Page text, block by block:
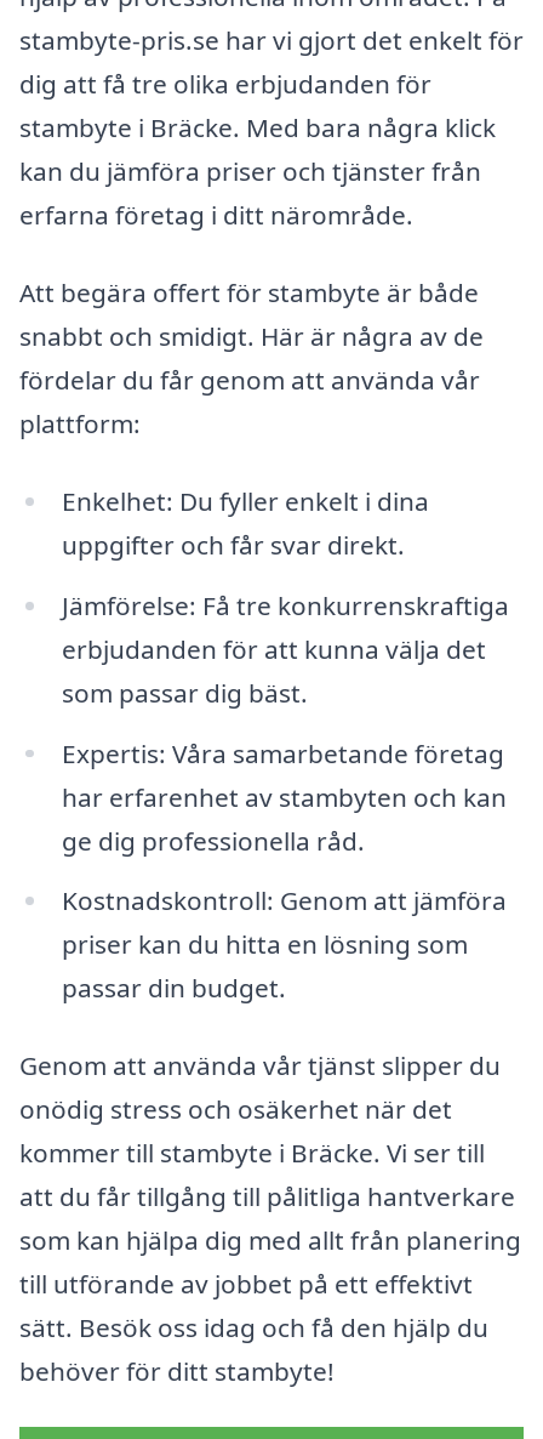
stambyte-pris.se har vi gjort det enkelt för
dig att få tre olika erbjudanden för
stambyte i Bräcke. Med bara några klick
kan du jämföra priser och tjänster från
erfarna företag i ditt närområde.
Att begära offert för stambyte är både
snabbt och smidigt. Här är några av de
fördelar du får genom att använda vår
plattform:
Enkelhet: Du fyller enkelt i dina
uppgifter och får svar direkt.
Jämförelse: Få tre konkurrenskraftiga
erbjudanden för att kunna välja det
som passar dig bäst.
Expertis: Våra samarbetande företag
har erfarenhet av stambyten och kan
ge dig professionella råd.
Kostnadskontroll: Genom att jämföra
priser kan du hitta en lösning som
passar din budget.
Genom att använda vår tjänst slipper du
onödig stress och osäkerhet när det
kommer till stambyte i Bräcke. Vi ser till
att du får tillgång till pålitliga hantverkare
som kan hjälpa dig med allt från planering
till utförande av jobbet på ett effektivt
sätt. Besök oss idag och få den hjälp du
behöver för ditt stambyte!